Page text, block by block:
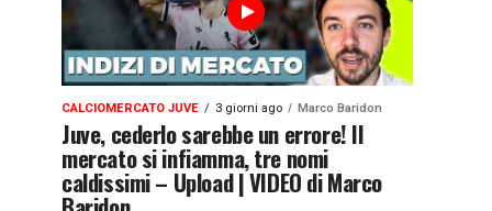
CALCIOMERCATO JUVE 3 giorni ago Marco Baridon
Juve, cederlo sarebbe un errore! Il
mercato si infiamma, tre nomi
caldissimi – Upload | VIDEO di Marco